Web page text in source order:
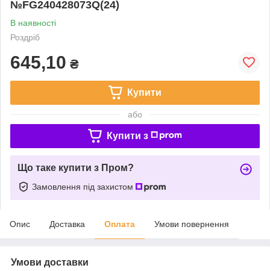
№FG240428073Q(24)
В наявності
Роздріб
645,10 ₴
Купити
або
Купити з
Що таке купити з Пром?
Замовлення під захистом
Опис Доставка Оплата Умови повернення
Умови доставки